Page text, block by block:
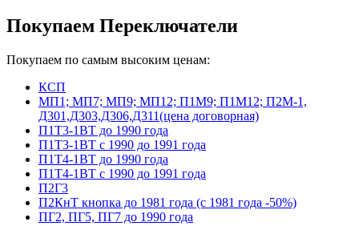
Покупаем Переключатели
Покупаем по самым высоким ценам:
КСП
МП1; МП7; МП9; МП12; П1М9; П1М12; П2М-1,
Д301,Д303,Д306,Д311(цена договорная)
П1Т3-1ВТ до 1990 года
П1Т3-1ВТ с 1990 до 1991 года
П1Т4-1ВТ до 1990 года
П1Т4-1ВТ с 1990 до 1991 года
П2Г3
П2КнТ кнопка до 1981 года (с 1981 года -50%)
ПГ2, ПГ5, ПГ7 до 1990 года